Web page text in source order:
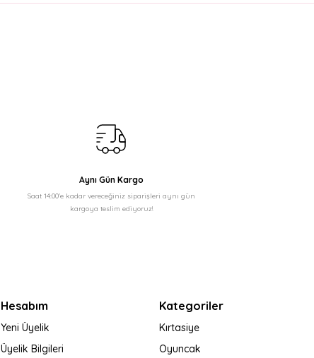
Aynı Gün Kargo
Saat 14:00'e kadar vereceğiniz siparişleri aynı gün
kargoya teslim ediyoruz!
Hesabım
Yeni Üyelik
Üyelik Bilgileri
Kategoriler
Kırtasiye
Oyuncak